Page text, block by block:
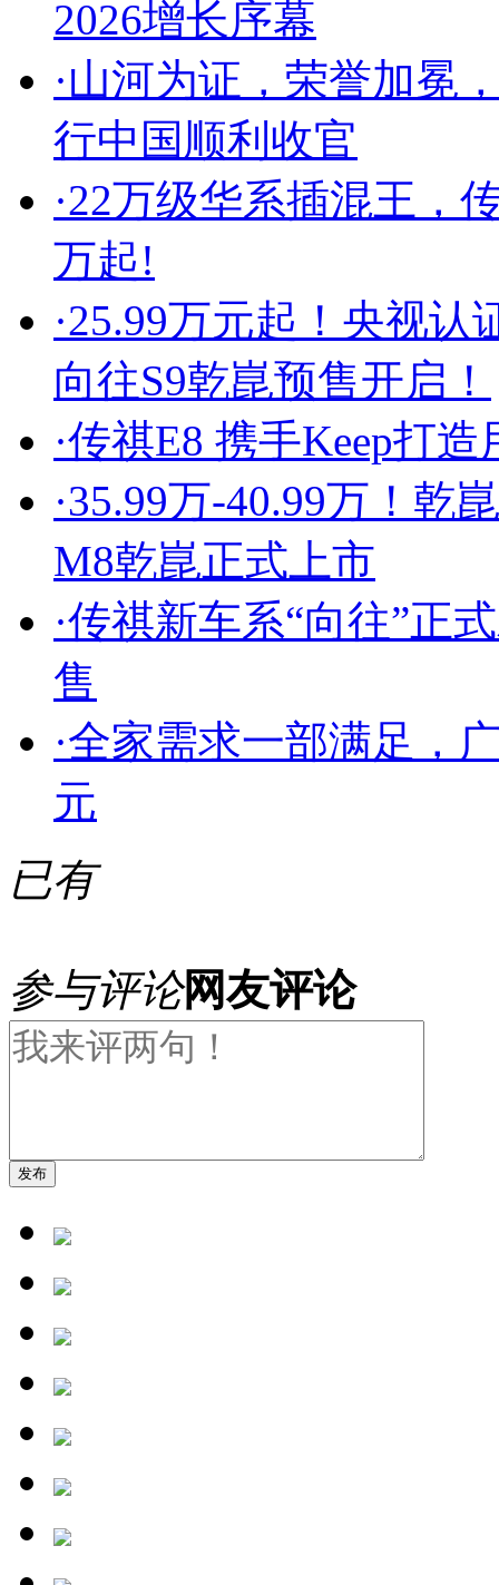
2026增长序幕
·山河为证，荣誉加冕
行中国顺利收官
·22万级华系插混王，
万起!
·25.99万元起！央视认
向往S9乾崑预售开启！
·传祺E8 携手Keep打
·35.99万-40.99万！乾
M8乾崑正式上市
·传祺新车系“向往”正
售
·全家需求一部满足，
元
已有
参与评论网友评论